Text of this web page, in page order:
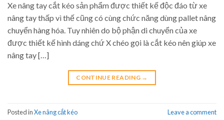
Xe nâng tay cắt kéo sản phẩm được thiết kế độc đáo từ xe
nâng tay thấp vì thế cũng có cùng chức năng dùng pallet nâng
chuyển hàng hóa. Tuy nhiên do bộ phận di chuyển của xe
được thiết kế hình dáng chứ X chéo gọi là cắt kéo nên giúp xe
nâng tay […]
CONTINUE READING →
Posted inXe nâng cắt kéo Leave a comment